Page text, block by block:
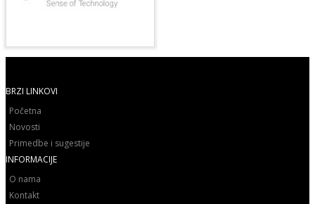
BRZI LINKOVI
Početna
Novosti
Primedbe i sugestije
INFORMACIJE
O nama
Kontakt